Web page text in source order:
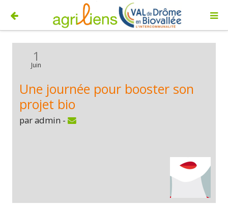
1
Juin
Une journée pour booster son
projet bio
par admin -